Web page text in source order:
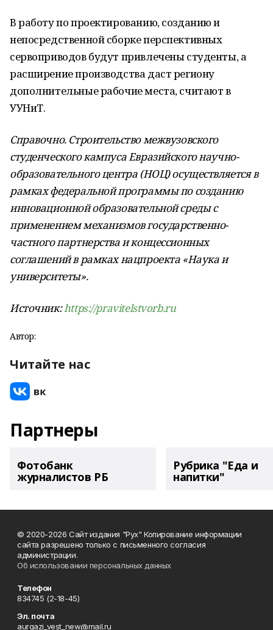
В работу по проектированию, созданию и
непосредственной сборке перспективных
сервоприводов будут привлечены студенты, а
расширение производства даст региону
дополнительные рабочие места, считают в
УУНиТ.
Справочно. Строительство межвузовского
студенческого кампуса Евразийского научно-
образовательного центра (НОЦ) осуществляется в
рамках федеральной программы по созданию
инновационной образовательной среды с
применением механизмов государственно-
частного партнерства и концессионных
соглашений в рамках нацпроекта «Наука и
университеты».
Источник:https://pravitelstvorb.ru
Автор:
Читайте нас
Партнеры
Фотобанк
журналистов РБ
Рубрика "Еда и
напитки"
© 2020-2026 Сайт издания "Рух" Копирование информации
сайта разрешено только с письменного согласия
администрации.
Об использовании персональных данных
Телефон
834745 (2-18-45)
Эл. почта
aurgazi_vest_new@mail.ru